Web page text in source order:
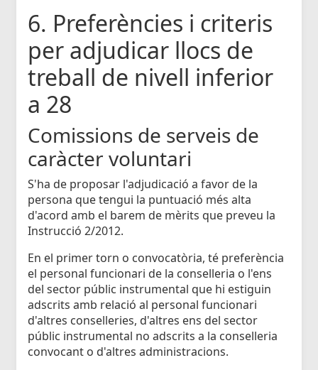
6. Preferències i criteris
per adjudicar llocs de
treball de nivell inferior
a 28
Comissions de serveis de
caràcter voluntari
S'ha de proposar l'adjudicació a favor de la
persona que tengui la puntuació més alta
d'acord amb el barem de mèrits que preveu la
Instrucció 2/2012.
En el primer torn o convocatòria, té preferència
el personal funcionari de la conselleria o l'ens
del sector públic instrumental que hi estiguin
adscrits amb relació al personal funcionari
d'altres conselleries, d'altres ens del sector
públic instrumental no adscrits a la conselleria
convocant o d'altres administracions.